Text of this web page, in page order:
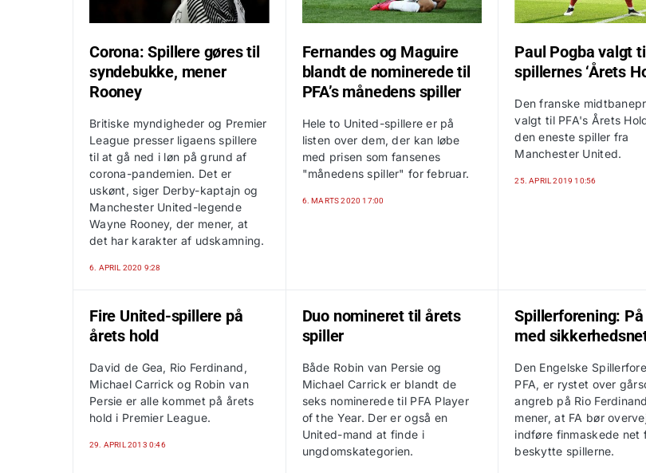
Corona: Spillere gøres til
syndebukke, mener
Rooney
Britiske myndigheder og Premier
League presser ligaens spillere
til at gå ned i løn på grund af
corona-pandemien. Det er
uskønt, siger Derby-kaptajn og
Manchester United-legende
Wayne Rooney, der mener, at
det har karakter af udskamning.
6. APRIL 2020 9:28
Fernandes og Maguire
blandt de nominerede til
PFA’s månedens spiller
Hele to United-spillere er på
listen over dem, der kan løbe
med prisen som fansenes
"månedens spiller" for februar.
6. MARTS 2020 17:00
Paul Pogba valgt
spillernes ‘Årets
Den franske
valgt til PFA's Årets
den eneste spiller fra
Manchester United.
25. APRIL 2019 10:56
Fire United-spillere på
årets hold
David de Gea, Rio Ferdinand,
Michael Carrick og Robin van
Persie er alle kommet på årets
hold i Premier League.
29. APRIL 2013 0:46
Duo nomineret til årets
spiller
Både Robin van Persie og
Michael Carrick er blandt de
seks nominerede til PFA Player
of the Year. Der er også en
United-mand at finde i
ungdomskategorien.
Spillerforening:
med
Den Engelske
PFA, er rystet over
angreb på Rio
mener, at FA bør
indføre finmaskede net
beskytte spillerne.